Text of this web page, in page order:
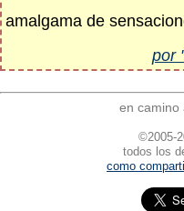
amalgama de
por
en camino
©2005-
todos los
como